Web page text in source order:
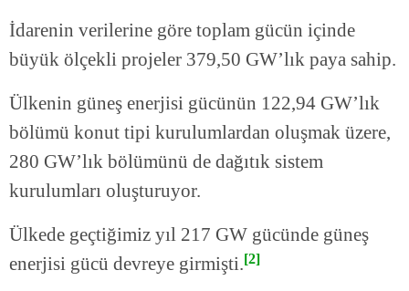
İdarenin verilerine göre toplam gücün içinde
büyük ölçekli projeler 379,50 GW’lık paya sahip.
Ülkenin güneş enerjisi gücünün 122,94 GW’lık
bölümü konut tipi kurulumlardan oluşmak üzere,
280 GW’lık bölümünü de dağıtık sistem
kurulumları oluşturuyor.
Ülkede geçtiğimiz yıl 217 GW gücünde güneş
enerjisi gücü devreye girmişti.[2]